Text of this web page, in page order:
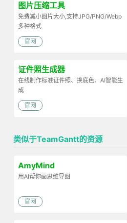
图片压缩工具
免费减小图片大小,支持JPG/PNG/Webp
多种格式
官网
证件照生成器
在线制作标准证件照、换底色、AI智能生
成
官网
类似于TeamGantt的资源
AmyMind
用AI帮你画思维导图
官网